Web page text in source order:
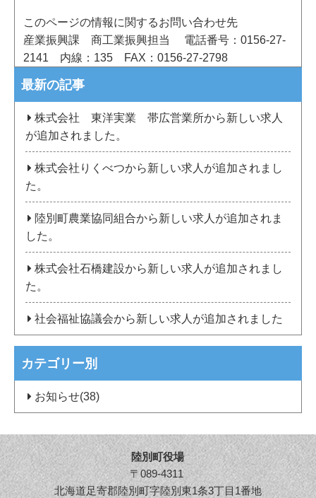
このページの情報に関するお問い合わせ先
産業振興課 商工業振興担当
電話番号：0156-27-
2141
内線：135 FAX：0156-27-2798
最新の記事
株式会社 東洋実業 帯広営業所から新しい求人
が追加されました。
株式会社りくべつから新しい求人が追加されまし
た。
陸別町農業協同組合から新しい求人が追加されま
した。
株式会社石橋建設から新しい求人が追加されまし
た。
社会福祉協議会から新しい求人が追加されました
カテゴリー別
お知らせ(38)
陸別町役場
〒089-4311
北海道足寄郡陸別町字陸別東1条3丁目1番地